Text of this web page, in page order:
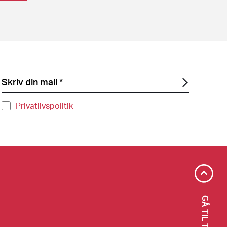
Privatlivspolitik